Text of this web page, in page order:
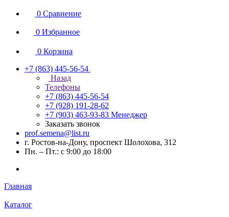
0 Сравнение
0 Избранное
0 Корзина
+7 (863) 445-56-54
Назад
Телефоны
+7 (863) 445-56-54
+7 (928) 191-28-62
+7 (903) 463-93-83 Менеджер
Заказать звонок
prof.semena@list.ru
г. Ростов-на-Дону, проспект Шолохова, 312
Пн. – Пт.: с 9:00 до 18:00
Главная
Каталог